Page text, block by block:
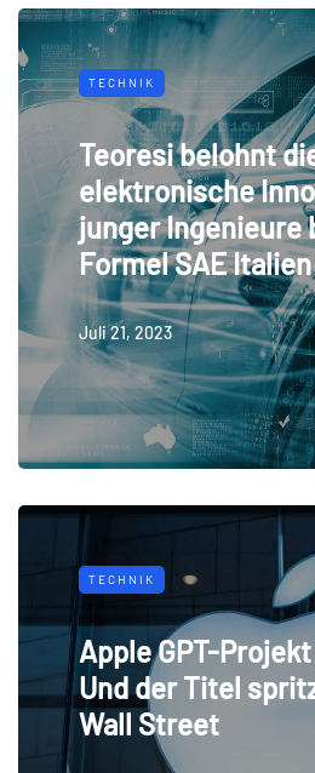
TECHNIK
Teoresi belohnt
elektronische
junger Ingenieure
Formel SAE
Juli 21, 2023
TECHNIK
Apple GPT-
Und der Titel
Wall Street